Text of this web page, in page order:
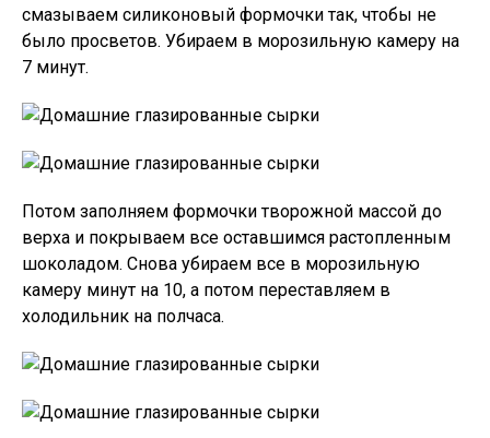
смазываем силиконовый формочки так, чтобы не
было просветов. Убираем в морозильную камеру на
7 минут.
Потом заполняем формочки творожной массой до
верха и покрываем все оставшимся растопленным
шоколадом. Снова убираем все в морозильную
камеру минут на 10, а потом переставляем в
холодильник на полчаса.